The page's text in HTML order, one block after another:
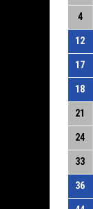
4
12
17
18
21
24
33
36